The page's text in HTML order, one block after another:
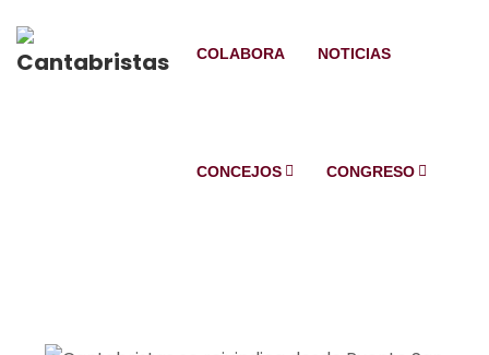
COLABORA NOTICIAS
CONCEJOS CONGRESO